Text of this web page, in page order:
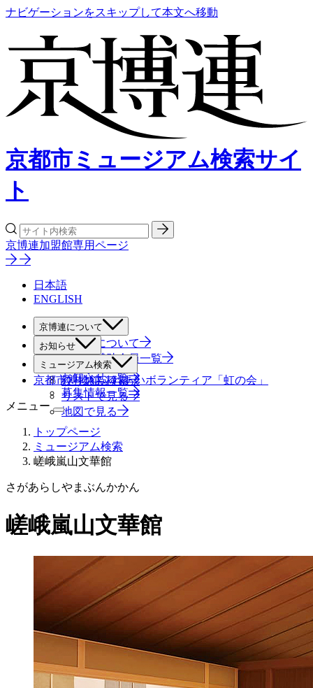
ナビゲーションをスキップして本文へ移動
京都市ミュージアム検索サイ
ト
京博連加盟館専用ページ
日本語
ENGLISH
京博連について
京博連について
役員・賛助会員一覧
お知らせ
すべて
お知らせ一覧
募集情報一覧
ミュージアム検索
絞り込み検索
リストで見る
地図で見る
京都市博物館ふれあいボランティア「虹の会」
メニュー
トップページ
ミュージアム検索
嵯峨嵐山文華館
さがあらしやまぶんかかん
嵯峨嵐山文華館